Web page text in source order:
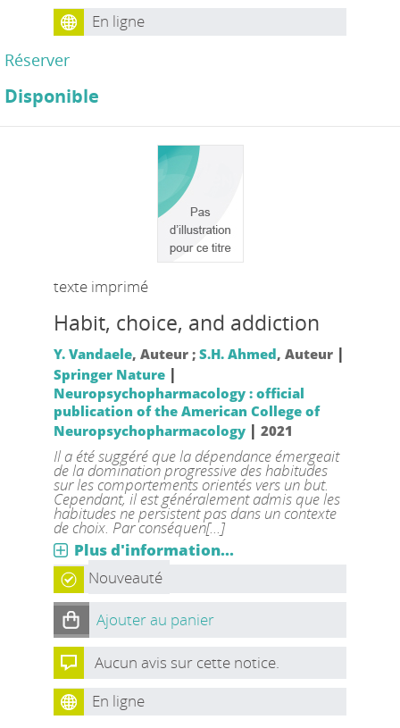
En ligne
Réserver
Disponible
texte imprimé
Habit, choice, and addiction
Y. Vandaele, Auteur ; S.H. Ahmed, Auteur |
Springer Nature|
Neuropsychopharmacology : official
publication of the American College of
Neuropsychopharmacology| 2021
Il a été suggéré que la dépendance émergeait
de la domination progressive des habitudes
sur les comportements orientés vers un but.
Cependant, il est généralement admis que les
habitudes ne persistent pas dans un contexte
de choix. Par conséquen[...]
Plus d'information...
Nouveauté
Ajouter au panier
Aucun avis sur cette notice.
En ligne